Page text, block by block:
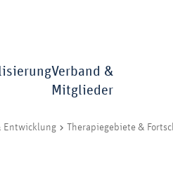
Verband &
Mitglieder
Entwicklung Therapiegebiete &